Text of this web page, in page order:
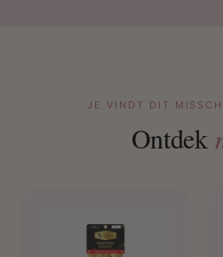
JE VINDT DIT
Ontdek